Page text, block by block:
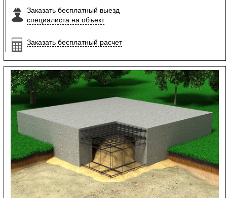
Заказать бесплатный выезд
специалиста на объект
Заказать бесплатный расчет